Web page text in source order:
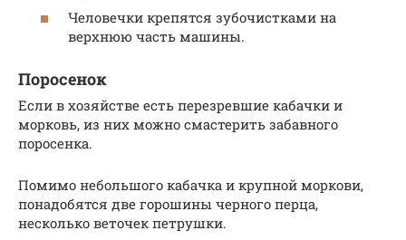
Человечки крепятся зубочистками на
верхнюю часть машины.
Поросенок
Если в хозяйстве есть перезревшие кабачки и
морковь, из них можно смастерить забавного
поросенка.
Помимо небольшого кабачка и крупной моркови,
понадобятся две горошины черного перца,
несколько веточек петрушки.